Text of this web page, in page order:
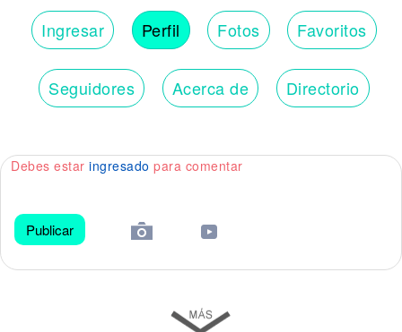
Ingresar Perfil Fotos Favoritos
Seguidores Acerca de Directorio
Debes estar ingresado para comentar
Publicar